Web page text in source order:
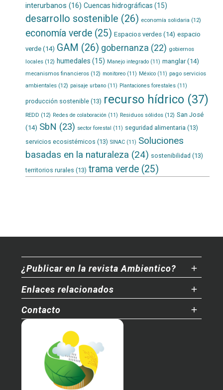
interurbanos (16) Cuencas hidrográficas (15)
desarrollo sostenible (26) economía solidaria (12)
economía verde(25) Espacios verdes(14) espacio
verde(14) GAM (26) gobernanza (22) gobiernos
locales(12) humedales (15) Manejo integrado(11) manglar(14)
mecanismos financieros(12) monitoreo(11) México(11) pago servicios
ambientales(12) paisaje urbano(11) Plantaciones forestales(11)
producción sostenible(13) recurso hídrico(37)
REDD (12) Redes de colaboración (11) Residuos sólidos(12) San José
(14) SbN (23) sector forestal (11) seguridad alimentaria (13)
servicios ecosistémicos (13) SINAC(11) Soluciones
basadas en la naturaleza (24) sostenibilidad (13)
territorios rurales (13) trama verde(25)
¿Publicar en la revista Ambientico?
Enlaces relacionados
Contacto